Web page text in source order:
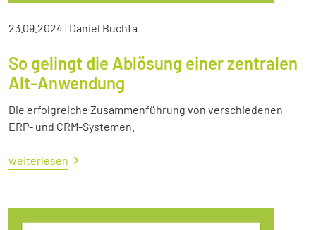
23.09.2024 | Daniel Buchta
So gelingt die Ablösung einer zentralen
Alt-Anwendung
Die erfolgreiche Zusammenführung von verschiedenen
ERP- und CRM-Systemen.
weiterlesen